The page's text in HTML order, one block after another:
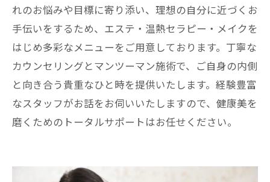
れのお悩みや目標に寄り添い、理想の自分に近づくお
手伝いをするため、エステ・温熱セラピー・メイクを
はじめ多彩なメニューをご用意しております。丁寧な
カウンセリングとマンツーマン施術で、ご自身の内側
と向き合う貴重なひと時を提供いたします。経験豊富
なスタッフがお話をお伺いいたしますので、健康美を
磨くためのトータルサポートはお任せください。